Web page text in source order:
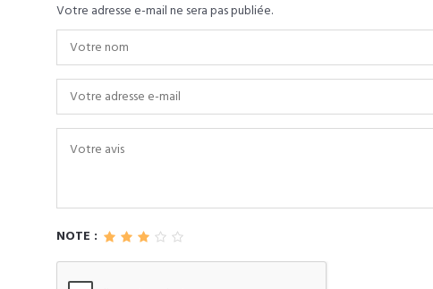
Votre adresse e-mail ne sera pas publiée.
NOTE :